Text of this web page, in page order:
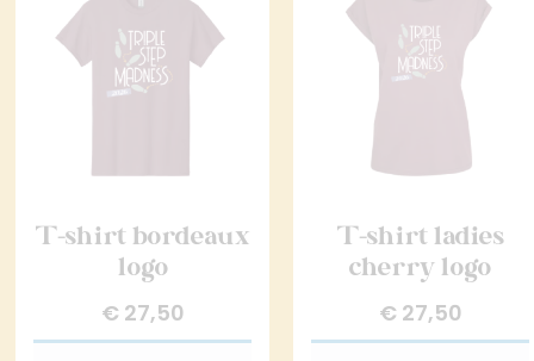
T-shirt bordeaux
logo
€ 27,50
T-shirt ladies
cherry logo
€ 27,50